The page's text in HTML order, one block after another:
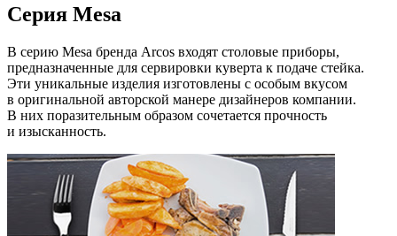
Серия Mesa
В серию Mesa бренда Arcos входят столовые приборы,
предназначенные для сервировки куверта к подаче стейка.
Эти уникальные изделия изготовлены с особым вкусом
в оригинальной авторской манере дизайнеров компании.
В них поразительным образом сочетается прочность
и изысканность.